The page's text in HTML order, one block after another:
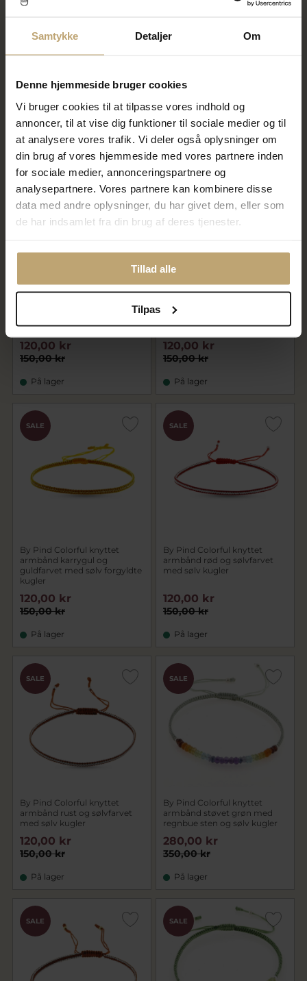
Samtykke Detaljer Om
Denne hjemmeside bruger cookies
Vi bruger cookies til at tilpasse vores indhold og
annoncer, til at vise dig funktioner til sociale medier og til
at analysere vores trafik. Vi deler også oplysninger om
din brug af vores hjemmeside med vores partnere inden
for sociale medier, annonceringspartnere og
analysepartnere. Vores partnere kan kombinere disse
data med andre oplysninger, du har givet dem, eller som
de har indsamlet fra din brug af deres tjenester.
Tillad alle
Tilpas
med sølvfg kugler
275,00 kr
220,00 kr
På lager
sølv kugler
220,00 kr
På lager
SALE
med sølv kugler
150,00 kr
120,00 kr
På lager
SALE
By Pind Colorful knyttet
armbånd karrygul og
sølvfarvet med sølv kugler
150,00 kr
120,00 kr
På lager
SALE
By Pind Colorful knyttet
armbånd karrygul og
guldfarvet med sølv forgyldte
kugler
150,00 kr
120,00 kr
På lager
SALE
By Pind Colorful knyttet
armbånd rød og sølvfarvet
med sølv kugler
150,00 kr
120,00 kr
På lager
SALE
By Pind Colorful knyttet
armbånd rust og sølvfarvet
med sølv kugler
150,00 kr
120,00 kr
På lager
SALE
By Pind Colorful knyttet
armbånd støvet grøn med
regnbue sten og sølv kugler
350,00 kr
280,00 kr
På lager
SALE SALE